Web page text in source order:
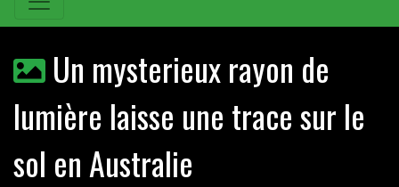
Un mysterieux rayon de
lumière laisse une trace sur le
sol en Australie